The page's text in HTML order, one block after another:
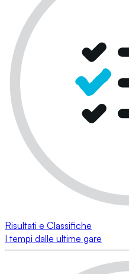
Risultati e Classifiche
I tempi dalle ultime gare